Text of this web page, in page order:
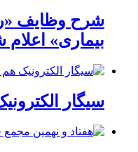
شرح وظایف
بیماری» اعلام
سیگار